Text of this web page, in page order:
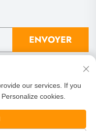
ENVOYER
de confidentialité
our services. If you
cookies.